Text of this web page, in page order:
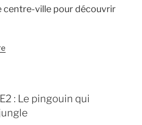
centre-ville pour découvrir
de
métiers
centre
: Le pingouin qui